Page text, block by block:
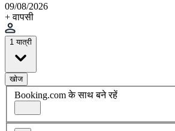
09/08/2026
+ वापसी
1 यात्री
खोज
Booking.com के साथ बने रहें